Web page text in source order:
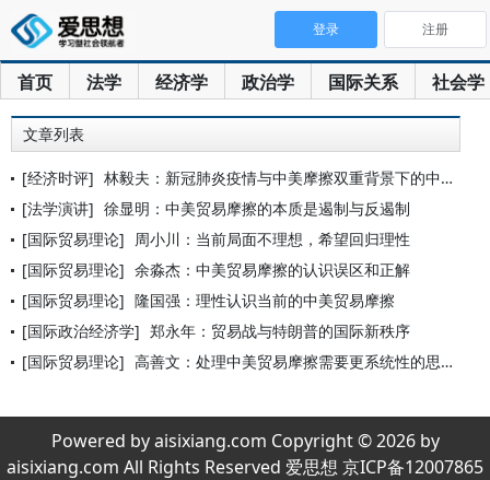
首页 法学 经济学 政治学 国际关系 社会学
登录 注册
文章列表
[经济时评] 林毅夫：新冠肺炎疫情与中美摩擦双重背景下的中国经济发展
[法学演讲] 徐显明：中美贸易摩擦的本质是遏制与反遏制
[国际贸易理论] 周小川：当前局面不理想，希望回归理性
[国际贸易理论] 余淼杰：中美贸易摩擦的认识误区和正解
[国际贸易理论] 隆国强：理性认识当前的中美贸易摩擦
[国际政治经济学] 郑永年：贸易战与特朗普的国际新秩序
[国际贸易理论] 高善文：处理中美贸易摩擦需要更系统性的思考
Powered by aisixiang.com Copyright © 2026 by
aisixiang.com All Rights Reserved 爱思想 京ICP备12007865